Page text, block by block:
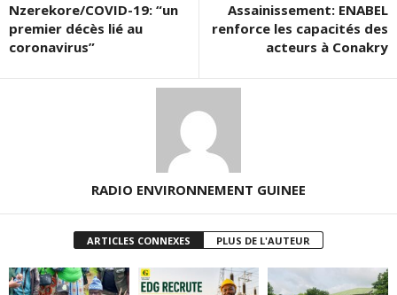
Nzerekore/COVID-19: “un
premier décès lié au
coronavirus”
Assainissement: ENABEL
renforce les capacités des
acteurs à Conakry
RADIO ENVIRONNEMENT GUINEE
ARTICLES CONNEXES PLUS DE L'AUTEUR